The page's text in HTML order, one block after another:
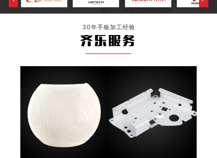
30年手板加工经验
齐乐服务